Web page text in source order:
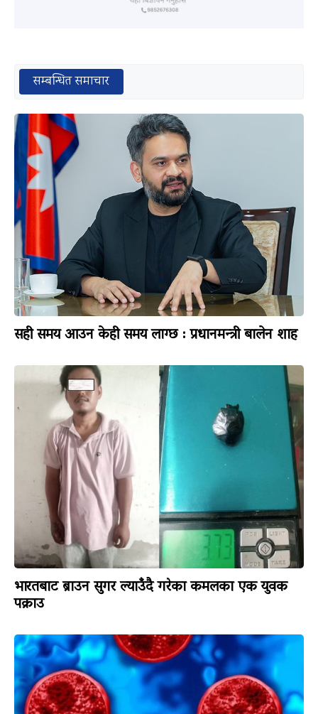
सम्बन्धित समाचार
सही समय आउन केही समय लाग्छ : प्रधानमन्त्री बालेन शाह
भारतबाट ब्राउन सुगर ल्याउँदै गरेका कमलका एक युवक
पक्राउ